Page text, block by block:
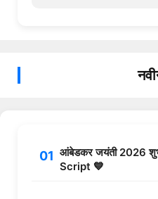
आंबेडकर जयंती 2026
Script 💙